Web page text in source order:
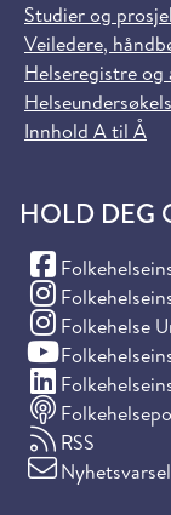
Studier og
Veiledere,
Helseregistre
Innhold A til Å
HOLD DEG
(Facebook)
(Instagram)
Folkehelse
(Instagram)
(YouTube)
(LinkedIn)
RSS
Nyhetsvarsel